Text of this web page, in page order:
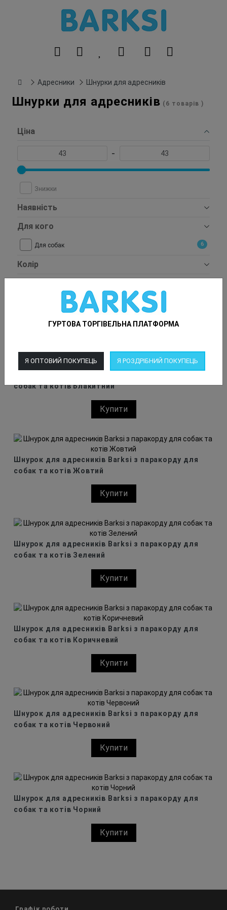
ГУРТОВА ТОРГІВЕЛЬНА ПЛАТФОРМА
Я ОПТОВИЙ ПОКУПЕЦЬ Я РОЗДРІБНИЙ ПОКУПЕЦЬ
Адресники Шнурки для адресників
Шнурки для адресників (6 товарів )
Ціна
-
Знижки
Наявність
Для кого
Для собак 6
Колір
Пріорітетність
собак та котів Блакитний
Купити
Шнурок для адресників Barksi з паракорду для
собак та котів Жовтий
Купити
Шнурок для адресників Barksi з паракорду для
собак та котів Зелений
Купити
Шнурок для адресників Barksi з паракорду для
собак та котів Коричневий
Купити
Шнурок для адресників Barksi з паракорду для
собак та котів Червоний
Купити
Шнурок для адресників Barksi з паракорду для
собак та котів Чорний
Купити